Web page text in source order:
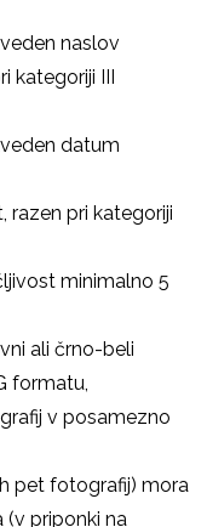
naslov
kategoriji III
datum
razen pri kategoriji
minimalno 5
ali črno-beli
formatu,
v posamezno
pet fotografij) mora
(v priponki na